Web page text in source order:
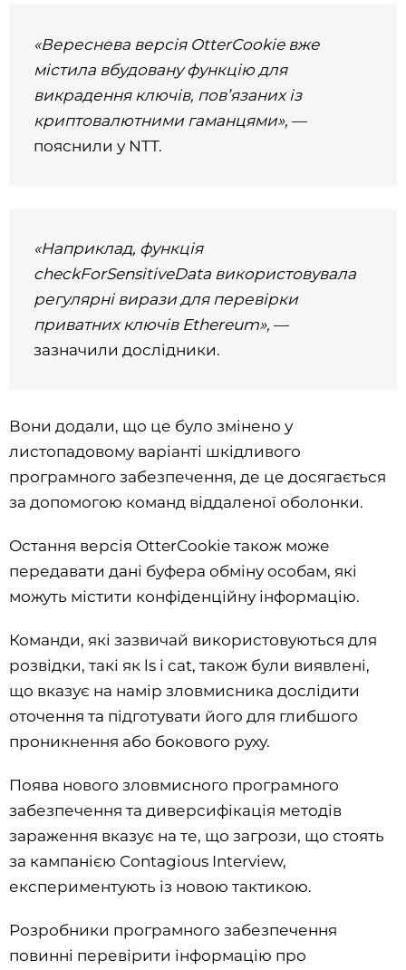
«Вереснева версія OtterCookie вже
містила вбудовану функцію для
викрадення ключів, пов’язаних із
криптовалютними гаманцями»,—
пояснили у NTT.
«Наприклад, функція
checkForSensitiveData використовувала
регулярні вирази для перевірки
приватних ключів Ethereum»,—
зазначили дослідники.
Вони додали, що це було змінено у
листопадовому варіанті шкідливого
програмного забезпечення, де це досягається
за допомогою команд віддаленої оболонки.
Остання версія OtterCookie також може
передавати дані буфера обміну особам, які
можуть містити конфіденційну інформацію.
Команди, які зазвичай використовуються для
розвідки, такі як ls і cat, також були виявлені,
що вказує на намір зловмисника дослідити
оточення та підготувати його для глибшого
проникнення або бокового руху.
Поява нового зловмисного програмного
забезпечення та диверсифікація методів
зараження вказує на те, що загрози, що стоять
за кампанією Contagious Interview,
експериментують із новою тактикою.
Розробники програмного забезпечення
повинні перевірити інформацію про